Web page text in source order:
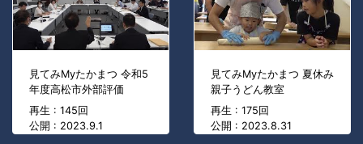
見てみMyたかまつ 令和5
年度高松市外部評価
再生 : 145回
公開 : 2023.9.1
見てみMyたかまつ 夏休み
親子うどん教室
再生 : 175回
公開 : 2023.8.31